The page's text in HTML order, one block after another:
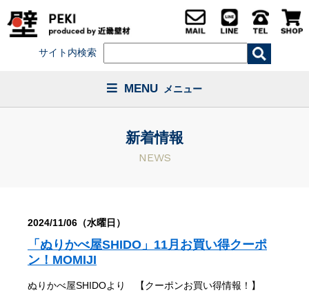
サイト内検索
MENU メニュー
新着情報
NEWS
2024/11/06（水曜日）
「ぬりかべ屋SHIDO」11月お買い得クーポ
ン！MOMIJI
ぬりかべ屋SHIDOより 【クーポンお買い得情報！】